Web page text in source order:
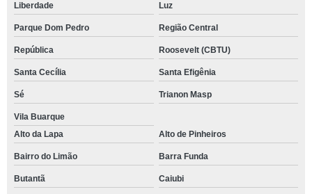
Liberdade Luz
Parque Dom Pedro Região Central
República Roosevelt (CBTU)
Santa Cecília Santa Efigênia
Sé Trianon Masp
Vila Buarque
Alto da Lapa
Alto de Pinheiros
Bairro do Limão Barra Funda
Butantã Caiubi